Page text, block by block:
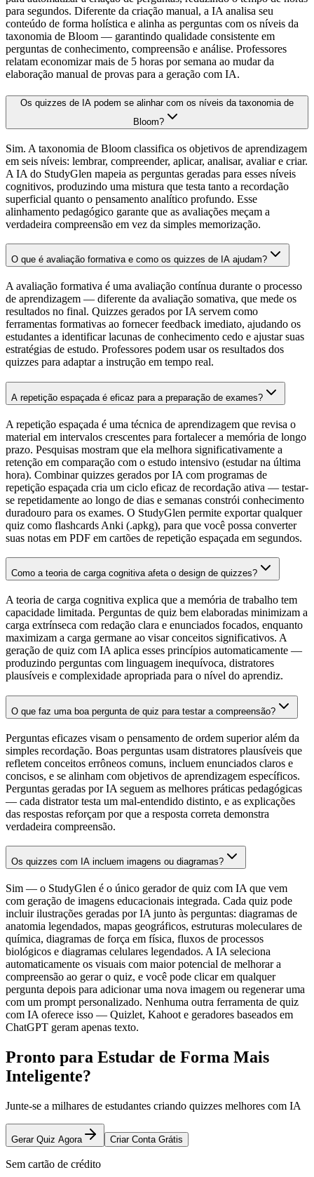
para segundos. Diferente da criação manual, a IA analisa seu
conteúdo de forma holística e alinha as perguntas com os níveis da
taxonomia de Bloom — garantindo qualidade consistente em
perguntas de conhecimento, compreensão e análise. Professores
relatam economizar mais de 5 horas por semana ao mudar da
elaboração manual de provas para a geração com IA.
Os quizzes de IA podem se alinhar com os níveis da taxonomia de
Bloom?
Sim. A taxonomia de Bloom classifica os objetivos de aprendizagem
em seis níveis: lembrar, compreender, aplicar, analisar, avaliar e criar.
A IA do StudyGlen mapeia as perguntas geradas para esses níveis
cognitivos, produzindo uma mistura que testa tanto a recordação
superficial quanto o pensamento analítico profundo. Esse
alinhamento pedagógico garante que as avaliações meçam a
verdadeira compreensão em vez da simples memorização.
O que é avaliação formativa e como os quizzes de IA ajudam?
A avaliação formativa é uma avaliação contínua durante o processo
de aprendizagem — diferente da avaliação somativa, que mede os
resultados no final. Quizzes gerados por IA servem como
ferramentas formativas ao fornecer feedback imediato, ajudando os
estudantes a identificar lacunas de conhecimento cedo e ajustar suas
estratégias de estudo. Professores podem usar os resultados dos
quizzes para adaptar a instrução em tempo real.
A repetição espaçada é eficaz para a preparação de exames?
A repetição espaçada é uma técnica de aprendizagem que revisa o
material em intervalos crescentes para fortalecer a memória de longo
prazo. Pesquisas mostram que ela melhora significativamente a
retenção em comparação com o estudo intensivo (estudar na última
hora). Combinar quizzes gerados por IA com programas de
repetição espaçada cria um ciclo eficaz de recordação ativa — testar-
se repetidamente ao longo de dias e semanas constrói conhecimento
duradouro para os exames. O StudyGlen permite exportar qualquer
quiz como flashcards Anki (.apkg), para que você possa converter
suas notas em PDF em cartões de repetição espaçada em segundos.
Como a teoria de carga cognitiva afeta o design de quizzes?
A teoria de carga cognitiva explica que a memória de trabalho tem
capacidade limitada. Perguntas de quiz bem elaboradas minimizam a
carga extrínseca com redação clara e enunciados focados, enquanto
maximizam a carga germane ao visar conceitos significativos. A
geração de quiz com IA aplica esses princípios automaticamente —
produzindo perguntas com linguagem inequívoca, distratores
plausíveis e complexidade apropriada para o nível do aprendiz.
O que faz uma boa pergunta de quiz para testar a compreensão?
Perguntas eficazes visam o pensamento de ordem superior além da
simples recordação. Boas perguntas usam distratores plausíveis que
refletem conceitos errôneos comuns, incluem enunciados claros e
concisos, e se alinham com objetivos de aprendizagem específicos.
Perguntas geradas por IA seguem as melhores práticas pedagógicas
— cada distrator testa um mal-entendido distinto, e as explicações
das respostas reforçam por que a resposta correta demonstra
verdadeira compreensão.
Os quizzes com IA incluem imagens ou diagramas?
Sim — o StudyGlen é o único gerador de quiz com IA que vem
com geração de imagens educacionais integrada. Cada quiz pode
incluir ilustrações geradas por IA junto às perguntas: diagramas de
anatomia legendados, mapas geográficos, estruturas moleculares de
química, diagramas de força em física, fluxos de processos
biológicos e diagramas celulares legendados. A IA seleciona
automaticamente os visuais com maior potencial de melhorar a
compreensão ao gerar o quiz, e você pode clicar em qualquer
pergunta depois para adicionar uma nova imagem ou regenerar uma
com um prompt personalizado. Nenhuma outra ferramenta de quiz
com IA oferece isso — Quizlet, Kahoot e geradores baseados em
ChatGPT geram apenas texto.
Pronto para Estudar de Forma Mais
Inteligente?
Junte-se a milhares de estudantes criando quizzes melhores com IA
Gerar Quiz Agora Criar Conta Grátis
Sem cartão de crédito